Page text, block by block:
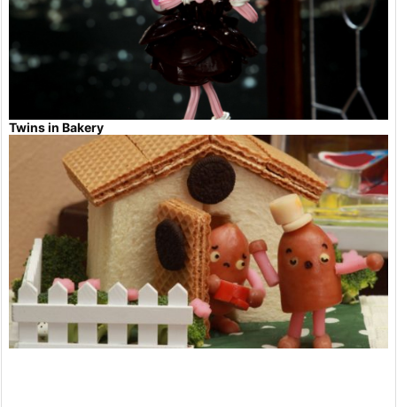
Twins in Bakery